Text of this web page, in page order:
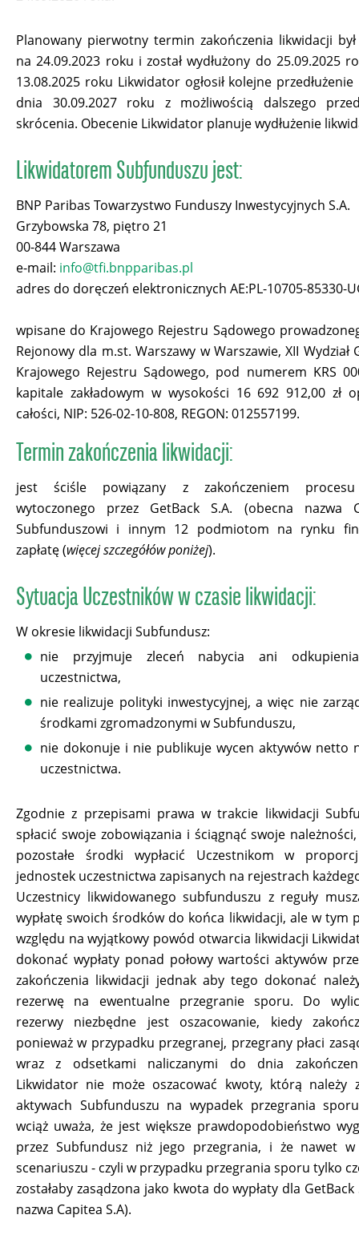
Planowany pierwotny termin zakończenia likwidacji był
na 24.09.2023 roku i został wydłużony do 25.09.2025
13.08.2025 roku Likwidator ogłosił kolejne
dnia 30.09.2027 roku z możliwością dalszego
skrócenia. Obecenie Likwidator planuje wydłużenie
Likwidatorem Subfunduszu jest:
BNP Paribas Towarzystwo Funduszy Inwestycyjnych S.A.
Grzybowska 78, piętro 21
00-844 Warszawa
e-mail: info@tfi.bnpparibas.pl
adres do doręczeń elektronicznych AE:PL-10705-85330-
wpisane do Krajowego Rejestru Sądowego
Rejonowy dla m.st. Warszawy w Warszawie, XII Wydział
Krajowego Rejestru Sądowego, pod numerem KRS
kapitale zakładowym w wysokości 16 692 912,00 zł
całości, NIP: 526-02-10-808, REGON: 012557199.
Termin zakończenia likwidacji:
jest ściśle powiązany z zakończeniem procesu
wytoczonego przez GetBack S.A. (obecna nazwa
Subfunduszowi i innym 12 podmiotom na rynku
zapłatę (więcej szczegółów poniżej).
Sytuacja Uczestników w czasie likwidacji:
W okresie likwidacji Subfundusz:
nie przyjmuje zleceń nabycia ani
uczestnictwa,
nie realizuje polityki inwestycyjnej, a więc nie
środkami zgromadzonymi w Subfunduszu,
nie dokonuje i nie publikuje wycen aktywów netto
uczestnictwa.
Zgodnie z przepisami prawa w trakcie likwidacji
spłacić swoje zobowiązania i ściągnąć swoje
pozostałe środki wypłacić Uczestnikom w
jednostek uczestnictwa zapisanych na rejestrach
Uczestnicy likwidowanego subfunduszu z reguły
wypłatę swoich środków do końca likwidacji, ale w tym
względu na wyjątkowy powód otwarcia likwidacji
dokonać wypłaty ponad połowy wartości aktywów
zakończenia likwidacji jednak aby tego dokonać
rezerwę na ewentualne przegranie sporu. Do
rezerwy niezbędne jest oszacowanie, kiedy
ponieważ w przypadku przegranej, przegrany płaci
wraz z odsetkami naliczanymi do dnia
Likwidator nie może oszacować kwoty, którą należy
aktywach Subfunduszu na wypadek przegrania
wciąż uważa, że jest większe prawdopodobieństwo
przez Subfundusz niż jego przegrania, i że nawet w
scenariuszu - czyli w przypadku przegrania sporu tylko
zostałaby zasądzona jako kwota do wypłaty dla GetBack
nazwa Capitea S.A).